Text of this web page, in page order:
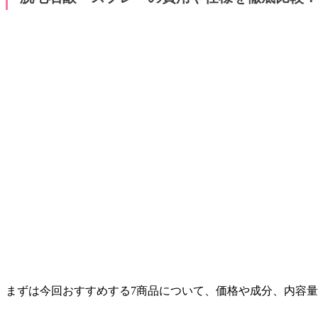
まずは今回おすすめする7商品について、価格や成分、内容